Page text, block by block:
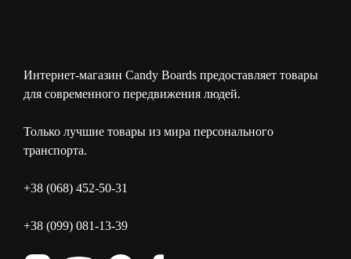
Интернет-магазин Candy Boards предоставляет товары
для современного передвижения людей.
Только лучшие товары из мира персонального
транспорта.
+38 (068) 452-50-31
+38 (099) 081-13-39